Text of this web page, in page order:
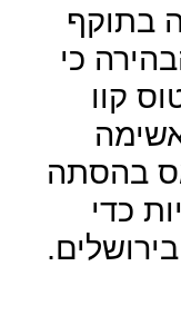
בתוקף
כי
קוו
בהסתה
כדי